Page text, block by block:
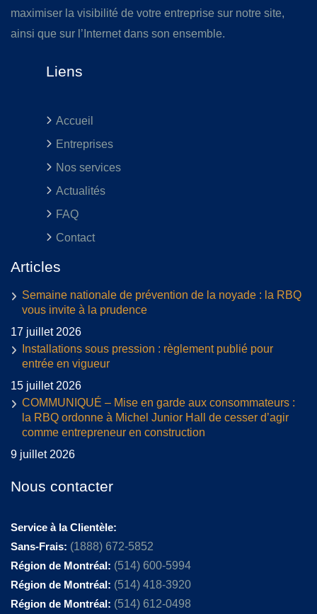
maximiser la visibilité de votre entreprise sur notre site,
ainsi que sur l’Internet dans son ensemble.
Liens
Accueil
Entreprises
Nos services
Actualités
FAQ
Contact
Articles
Semaine nationale de prévention de la noyade : la RBQ
vous invite à la prudence
17 juillet 2026
Installations sous pression : règlement publié pour
entrée en vigueur
15 juillet 2026
COMMUNIQUÉ – Mise en garde aux consommateurs :
la RBQ ordonne à Michel Junior Hall de cesser d’agir
comme entrepreneur en construction
9 juillet 2026
Nous contacter
Service à la Clientèle:
Sans-Frais: (1888) 672-5852
Région de Montréal: (514) 600-5994
Région de Montréal: (514) 418-3920
Région de Montréal: (514) 612-0498